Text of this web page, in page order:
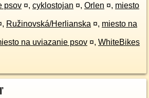
psov ¤, cyklostojan ¤, Orlen ¤, miesto
, Ružinovská/Herlianska ¤, miesto na
na uviazanie psov ¤, WhiteBikes